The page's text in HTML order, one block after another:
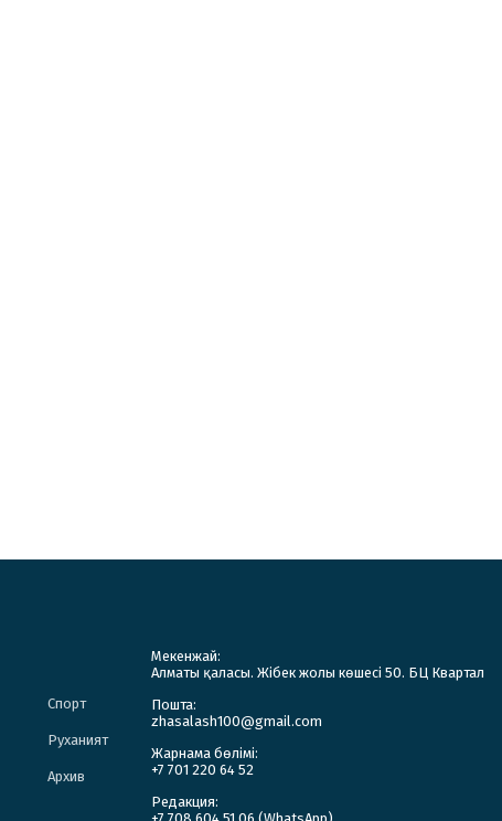
Спорт
Руханият
Архив
Мекенжай:
Алматы қаласы. Жібек жолы көшесі 50. БЦ Квартал
Пошта:
zhasalash100@gmail.com
Жарнама бөлімі:
+7 701 220 64 52
Редакция: